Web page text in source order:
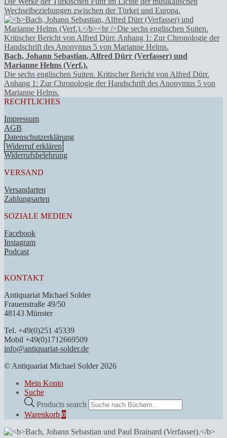
Wechselbeziehungen zwischen der Türkei und Europa.
Bach, Johann Sebastian, Alfred Dürr (Verfasser) und
Marianne Helms (Verf.).
Die sechs englischen Suiten. Kritischer Bericht von Alfred Dürr.
Anhang 1: Zur Chronologie der Handschrift des Anonymus 5 von
Marianne Helms.
RECHTLICHES
Impressum
AGB
Datenschutzerklärung
Widerruf erklären
Widerrufsbelehrung
VERSAND
Versandarten
Zahlungsarten
SOZIALE MEDIEN
Facebook
Instagram
Podcast
KONTAKT
Antiquariat Michael Solder
Frauenstraße 49/50
48143 Münster
Tel. +49(0)251 45339
Mobil +49(0)1712669509
info@antiquariat-solder.de
© Antiquariat Michael Solder 2026
Mein Konto
Suche
Products search
Warenkorb 0